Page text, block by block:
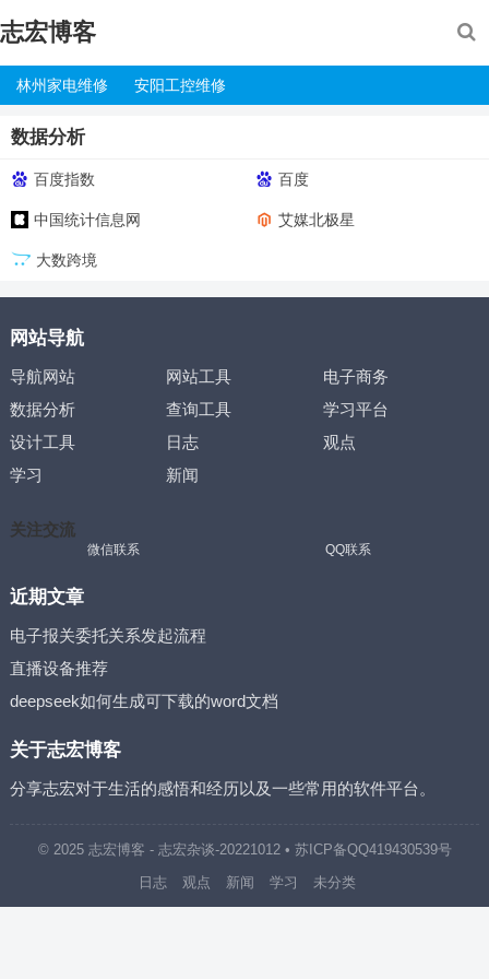
志宏博客
林州家电维修 安阳工控维修
数据分析
百度指数 百度
中国统计信息网 艾媒北极星
大数跨境
网站导航
导航网站 网站工具
电子商务
数据分析
查询工具
学习平台
设计工具
日志
观点
学习
新闻
关注交流
微信联系 QQ联系
近期文章
电子报关委托关系发起流程
直播设备推荐
deepseek如何生成可下载的word文档
关于志宏博客
分享志宏对于生活的感悟和经历以及一些常用的软件平台。
© 2025 志宏博客 - 志宏杂谈-20221012• 苏ICP备QQ419430539号
日志
观点 新闻 学习 未分类